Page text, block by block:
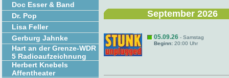
Doc Esser & Band
Dr. Pop
Lisa Feller
Gerburg Jahnke
Hart an der Grenze-WDR
5 Radioaufzeichnung
Herbert Knebels
Affentheater
September 2026
05.09.26 - Samstag
Beginn: 20:00 Uhr